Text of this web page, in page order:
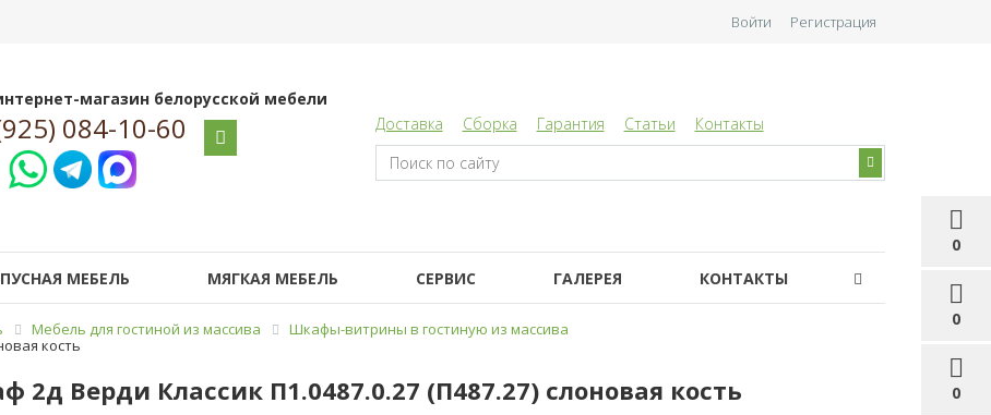
0
0
0
Войти Регистрация
магазин белорусской мебели
084-10-60 Доставка Сборка Гарантия Статьи Контакты
МЕБЕЛЬ МЯГКАЯ МЕБЕЛЬ СЕРВИС ГАЛЕРЕЯ КОНТАКТЫ
Мебель для гостиной из массива
Шкафы-витрины в гостиную из массива
кость
2д Верди Классик П1.0487.0.27 (П487.27) слоновая кость